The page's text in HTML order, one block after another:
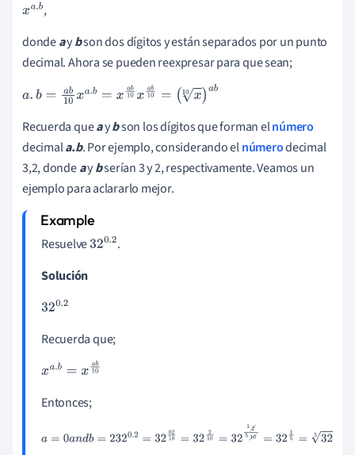
xa.
b
,
dondeaybson dos dígitos y están separados por un punto
decimal. Ahora se pueden reexpresar para que sean;
a.b= ab 10xa.b= xab 10xab10 =(x 10)ab
Recuerda queaybson los dígitos que forman elnúmero
decimala.b. Por ejemplo, considerando elnúmerodecimal
3,2, dondeaybserían 3 y 2, respectivamente. Veamos un
ejemplo para aclararlo mejor.
Resuelve320.2.
Solución
320.2
Recuerda que;
xa.b =xa b10
Entonces;
a=0 andb=2320.2=320210= 32210=3212510= 32 15=325